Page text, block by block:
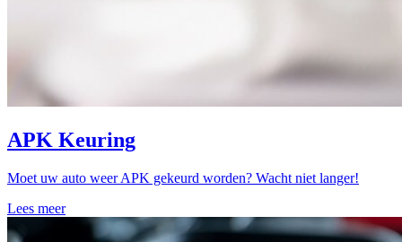
APK Keuring
Moet uw auto weer APK gekeurd worden? Wacht niet langer!
Lees meer